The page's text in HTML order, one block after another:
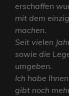
erschaffen
mit dem
machen.
Seit vielen
sowie die
umgeben.
Ich habe
gibt noch